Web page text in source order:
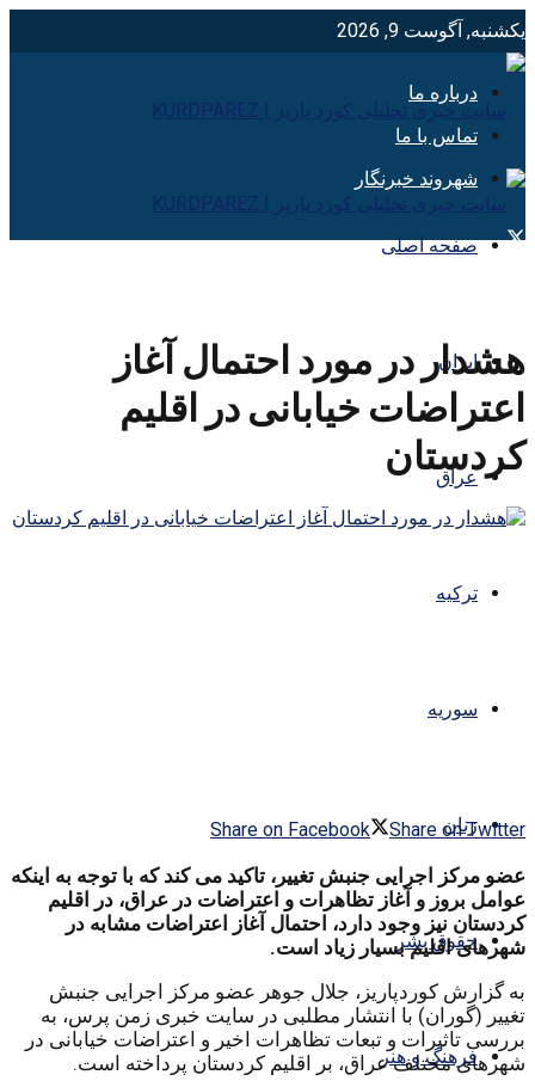
یکشنبه, آگوست 9, 2026
درباره ما
تماس با ما
شهروند خبرنگار
صفحه اصلی
ایران
عراق
ترکیه
سوریه
زنان
حقوق بشر
فرهنگ و هنر
هشدار در مورد احتمال آغاز
اعتراضات خیابانی در اقلیم
کردستان
Share on Facebook Share on Twitter
عضو مرکز اجرایی جنبش تغییر، تاکید می کند که با توجه به اینکه
عوامل بروز و آغاز تظاهرات و اعتراضات در عراق، در اقلیم
کردستان نیز وجود دارد، احتمال آغاز اعتراضات مشابه در
شهرهای اقلیم بسیار زیاد است.
به گزارش کوردپاریز، جلال جوهر عضو مرکز اجرایی جنبش
تغییر (گوران) با انتشار مطلبی در سایت خبری زمن پرس، به
بررسی تاثیرات و تبعات تظاهرات اخیر و اعتراضات خیابانی در
شهرهای مختلف عراق، بر اقلیم کردستان پرداخته است.